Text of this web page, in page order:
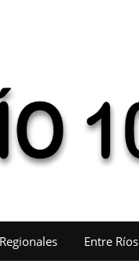
Regionales Entre Ríos